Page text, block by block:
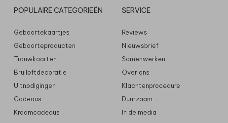
POPULAIRE CATEGORIEËN
Geboortekaartjes
Geboorteproducten
Trouwkaarten
Bruiloftdecoratie
Uitnodigingen
Cadeaus
Kraamcadeaus
SERVICE
Reviews
Nieuwsbrief
Samenwerken
Over ons
Klachtenprocedure
Duurzaam
In de media